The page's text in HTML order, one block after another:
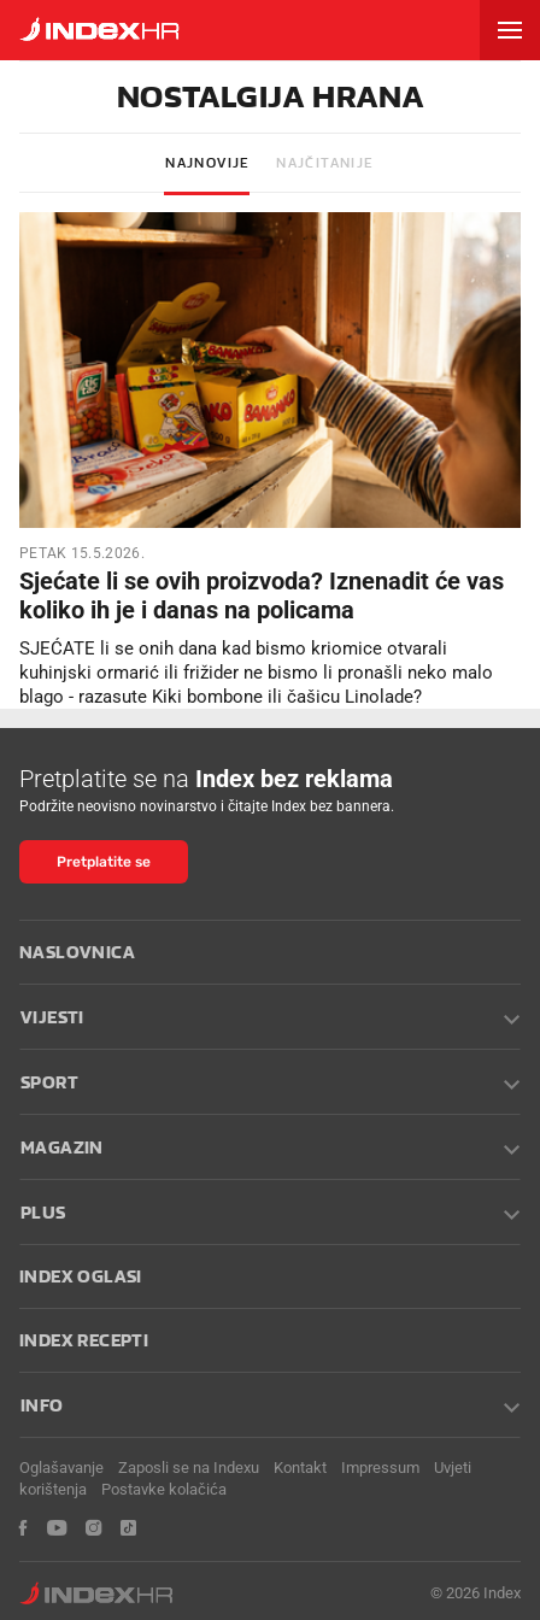
NOSTALGIJA HRANA
NAJNOVIJE NAJČITANIJE
PETAK 15.5.2026.
Sjećate li se ovih proizvoda? Iznenadit će vas
koliko ih je i danas na policama
SJEĆATE li se onih dana kad bismo kriomice otvarali
kuhinjski ormarić ili frižider ne bismo li pronašli neko malo
blago - razasute Kiki bombone ili čašicu Linolade?
Pretplatite se na Index bez reklama
Podržite neovisno novinarstvo i čitajte Index bez bannera.
Pretplatite se
NASLOVNICA
VIJESTI
SPORT
MAGAZIN
PLUS
INDEX OGLASI
INDEX RECEPTI
INFO
Oglašavanje Zaposli se na Indexu Kontakt Impressum
Uvjeti
korištenja
Postavke kolačića
© 2026 Index